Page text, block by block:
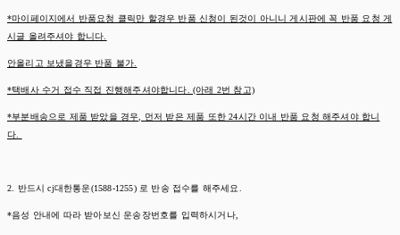
*마이페이지에서 반품요청 클릭만 할경우 반품 신청이 된것이 아니니 게시판에 꼭 반품 요청 게
시글 올려주셔야 합니다.
안올리고 보냈을경우 반품 불가.
*택배사 수거 접수 직접 진행해주셔야합니다. (아래 2번 참고)
*부분배송으로 제품 받았을 경우, 먼저 받은 제품 또한 24시간 이내 반품 요청 해주셔야 합니
다.
2. 반드시 cj대한통운(1588-1255) 로 반송 접수를 해주세요.
*음성 안내에 따라 받아보신 운송장번호를 입력하시거나,